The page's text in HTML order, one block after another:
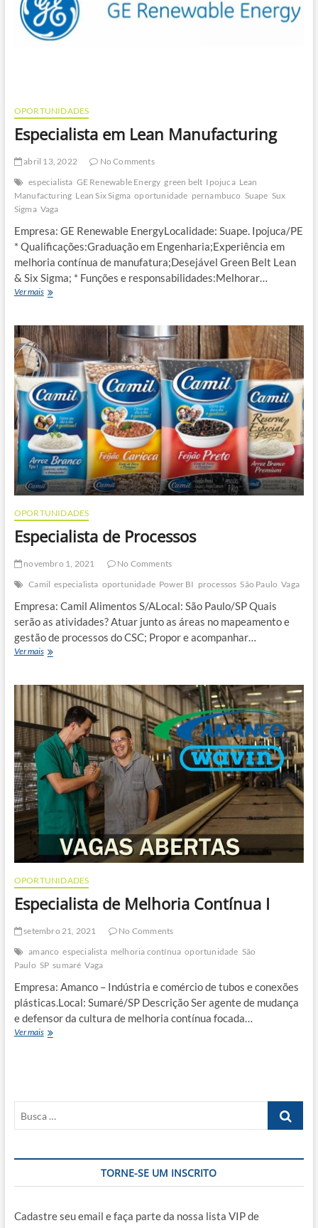
OPORTUNIDADES
Especialista em Lean Manufacturing
abril 13, 2022
No Comments
especialista GE Renewable Energy green belt Ipojuca Lean
Manufacturing Lean Six Sigma oportunidade pernambuco Suape Sux
Sigma Vaga
Empresa: GE Renewable EnergyLocalidade: Suape. Ipojuca/PE
* Qualificações:Graduação em Engenharia;Experiência em
melhoria contínua de manufatura;Desejável Green Belt Lean
& Six Sigma; * Funções e responsabilidades:Melhorar…
Ver maisEspecialista
Manufacturing
OPORTUNIDADES
Especialista de Processos
novembro 1, 2021
No Comments
Camil especialista oportunidade Power BI processos São Paulo Vaga
Empresa: Camil Alimentos S/ALocal: São Paulo/SP Quais
serão as atividades? Atuar junto as áreas no mapeamento e
gestão de processos do CSC; Propor e acompanhar…
Ver maisEspecialista
OPORTUNIDADES
Especialista de Melhoria Contínua I
setembro 21, 2021
No Comments
amanco especialista melhoria contínua oportunidade São
Paulo SP sumaré Vaga
Empresa: Amanco – Indústria e comércio de tubos e conexões
plásticas.Local: Sumaré/SP Descrição Ser agente de mudança
e defensor da cultura de melhoria contínua focada…
Ver maisEspecialista
Busca
TORNE-SE UM INSCRITO
Cadastre seu email e faça parte da nossa lista VIP de